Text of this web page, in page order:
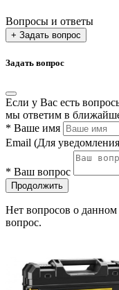
Вопросы и ответы
+ Задать вопрос
Задать вопрос
Если у Вас есть
мы ответим в
* Ваше имя
Email (Для
* Ваш вопрос
Продолжить
Нет вопросов о данном
вопрос.